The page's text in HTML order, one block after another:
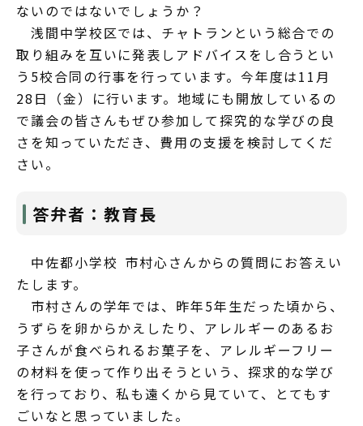
ないのではないでしょうか？
浅間中学校区では、チャトランという総合での
取り組みを互いに発表しアドバイスをし合うとい
う5校合同の行事を行っています。今年度は11月
28日（金）に行います。地域にも開放しているの
で議会の皆さんもぜひ参加して探究的な学びの良
さを知っていただき、費用の支援を検討してくだ
さい。
答弁者：教育長
中佐都小学校 市村心さんからの質問にお答えい
たします。
市村さんの学年では、昨年5年生だった頃から、
うずらを卵からかえしたり、アレルギーのあるお
子さんが食べられるお菓子を、アレルギーフリー
の材料を使って作り出そうという、探求的な学び
を行っており、私も遠くから見ていて、とてもす
ごいなと思っていました。